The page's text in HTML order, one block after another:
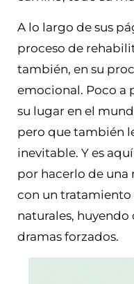
A lo largo de sus
proceso de
también, en su
emocional. Poco a
su lugar en el
pero que también
inevitable. Y es
por hacerlo de una
con un tratamiento
naturales, huyendo
dramas forzados.